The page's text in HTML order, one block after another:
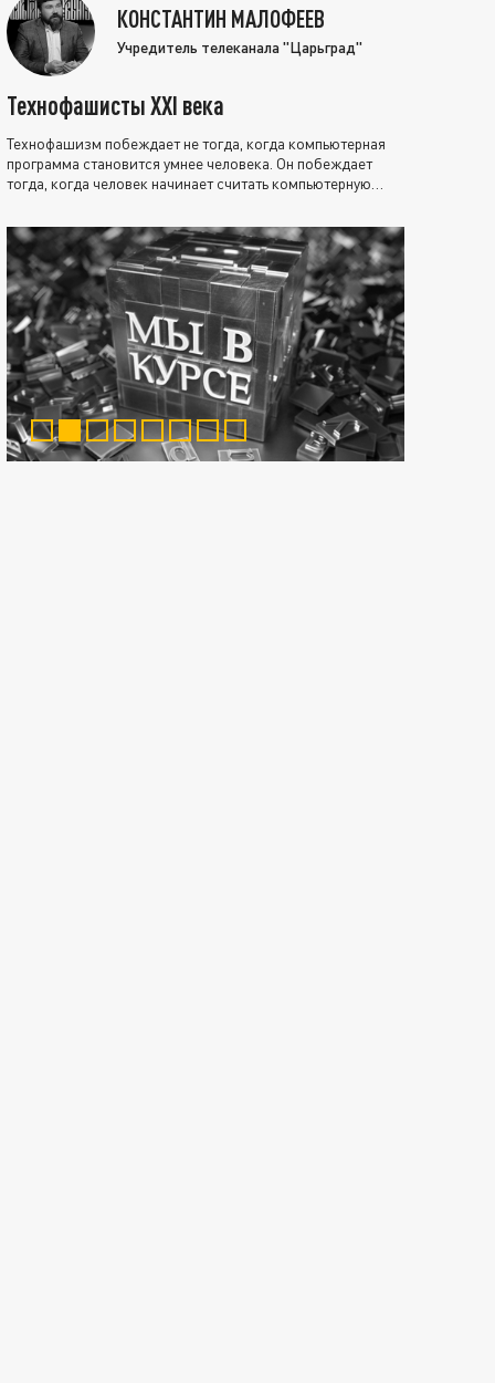
КОНСТАНТИН МАЛОФЕЕВ
Учредитель телеканала "Царьград"
Технофашисты XXI века
Технофашизм побеждает не тогда, когда компьютерная
программа становится умнее человека. Он побеждает
тогда, когда человек начинает считать компьютерную